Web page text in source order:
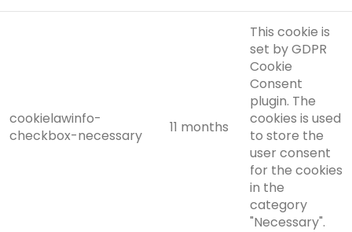
cookielawinfo-
checkbox-necessary
11 months
This cookie is
set by GDPR
Cookie
Consent
plugin. The
cookies is used
to store the
user consent
for the cookies
in the
category
"Necessary".